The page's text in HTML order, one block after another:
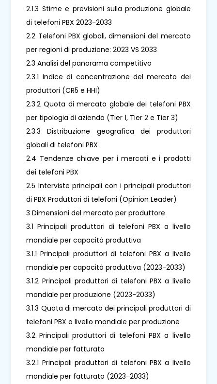
2.1.3 Stime e previsioni sulla produzione globale
di telefoni PBX 2023-2033
2.2 Telefoni PBX globali, dimensioni del mercato
per regioni di produzione: 2023 VS 2033
2.3 Analisi del panorama competitivo
2.3.1 Indice di concentrazione del mercato dei
produttori (CR5 e HHI)
2.3.2 Quota di mercato globale dei telefoni PBX
per tipologia di azienda (Tier 1, Tier 2 e Tier 3)
2.3.3 Distribuzione geografica dei produttori
globali di telefoni PBX
2.4 Tendenze chiave per i mercati e i prodotti
dei telefoni PBX
2.5 Interviste principali con i principali produttori
di PBX Produttori di telefoni (Opinion Leader)
3 Dimensioni del mercato per produttore
3.1 Principali produttori di telefoni PBX a livello
mondiale per capacità produttiva
3.1.1 Principali produttori di telefoni PBX a livello
mondiale per capacità produttiva (2023-2033)
3.1.2 Principali produttori di telefoni PBX a livello
mondiale per produzione (2023-2033)
3.1.3 Quota di mercato dei principali produttori di
telefoni PBX a livello mondiale per produzione
3.2 Principali produttori di telefoni PBX a livello
mondiale per fatturato
3.2.1 Principali produttori di telefoni PBX a livello
mondiale per fatturato (2023-2033)